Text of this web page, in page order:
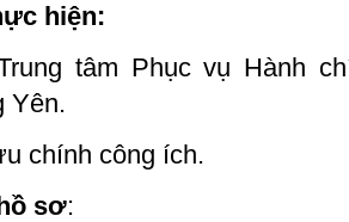
hiện:
tâm Phục vụ Hành
Yên.
chính công ích.
sơ: